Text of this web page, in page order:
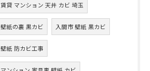
賃貸 マンション 天井 カビ 埼玉
壁紙の裏 黒カビ 入間市 壁紙 黒カビ
壁紙 防カビ工事